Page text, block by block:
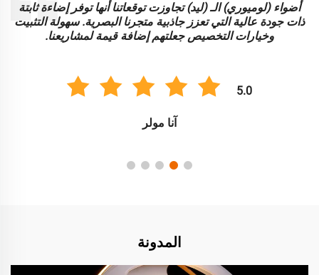
أضواء (لوميوري) الـ (ليد) تجاوزت توقعاتنا أنها توفر إضاءة ثابتة
ذات جودة عالية التي تعزز جاذبية متجرنا البصرية. سهولة التثبيت
وخيارات التخصيص جعلتهم إضافة قيمة لمشاريعنا.
5.0
آنا مولر
المدونة